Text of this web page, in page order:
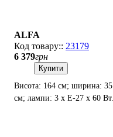
ALFA
23179
6 379грн
Купити
Висота: 164 см; ширина: 35
см; лампи: 3 х Е-27 х 60 Вт.